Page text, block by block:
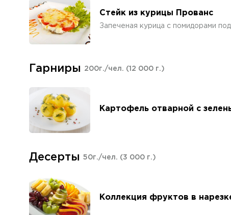
Стейк из курицы Прованс
Запеченая курица с помидорами
Гарниры 200г./чел. (12 000 г.)
Картофель отварной с
Десерты 50г./чел. (3 000 г.)
Коллекция фруктов в